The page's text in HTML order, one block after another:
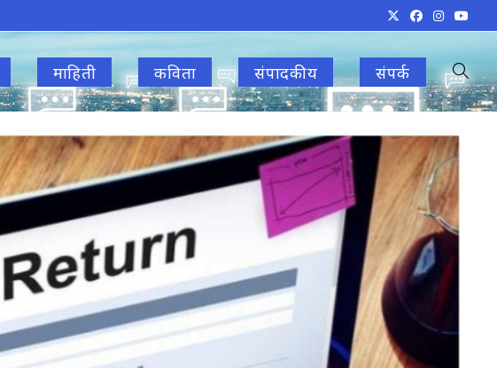
माहिती कविता संपादकीय संपर्क Toggle
website
search